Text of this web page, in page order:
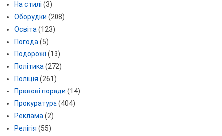
На стилі (3)
Оборудки (208)
Освіта (123)
Погода (5)
Подорожі (13)
Політика (272)
Поліція (261)
Правові поради (14)
Прокуратура (404)
Реклама (2)
Релігія (55)